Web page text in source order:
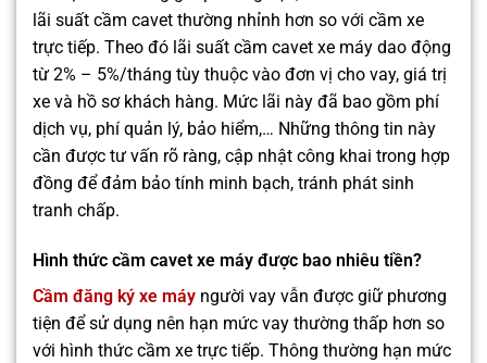
lãi suất cầm cavet thường nhỉnh hơn so với cầm xe
trực tiếp. Theo đó lãi suất cầm cavet xe máy dao động
từ 2% – 5%/tháng tùy thuộc vào đơn vị cho vay, giá trị
xe và hồ sơ khách hàng. Mức lãi này đã bao gồm phí
dịch vụ, phí quản lý, bảo hiểm,… Những thông tin này
cần được tư vấn rõ ràng, cập nhật công khai trong hợp
đồng để đảm bảo tính minh bạch, tránh phát sinh
tranh chấp.
Hình thức cầm cavet xe máy được bao nhiêu tiền?
Cầm đăng ký xe máy người vay vẫn được giữ phương
tiện để sử dụng nên hạn mức vay thường thấp hơn so
với hình thức cầm xe trực tiếp. Thông thường hạn mức